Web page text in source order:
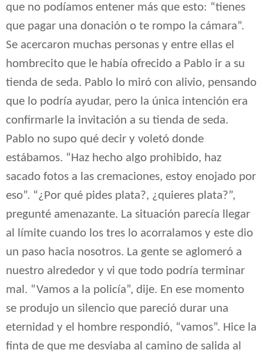
que no podíamos entener más que esto: “tienes
que pagar una donación o te rompo la cámara”.
Se acercaron muchas personas y entre ellas el
hombrecito que le había ofrecido a Pablo ir a su
tienda de seda. Pablo lo miró con alivio, pensando
que lo podría ayudar, pero la única intención era
confirmarle la invitación a su tienda de seda.
Pablo no supo qué decir y voletó donde
estábamos. “Haz hecho algo prohibido, haz
sacado fotos a las cremaciones, estoy enojado por
eso”. “¿Por qué pides plata?, ¿quieres plata?”,
pregunté amenazante. La situación parecía llegar
al límite cuando los tres lo acorralamos y este dio
un paso hacia nosotros. La gente se aglomeró a
nuestro alrededor y vi que todo podría terminar
mal. “Vamos a la policía”, dije. En ese momento
se produjo un silencio que pareció durar una
eternidad y el hombre respondió, “vamos”. Hice la
finta de que me desviaba al camino de salida al